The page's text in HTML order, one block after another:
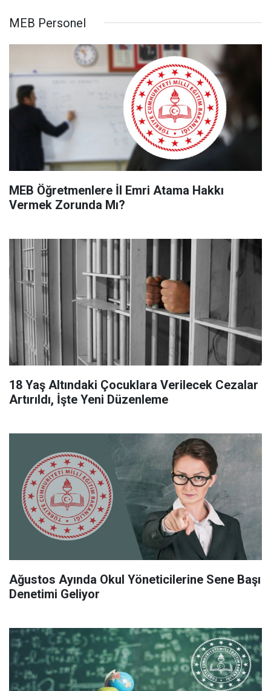
MEB Personel
MEB Öğretmenlere İl Emri Atama Hakkı
Vermek Zorunda Mı?
18 Yaş Altındaki Çocuklara Verilecek Cezalar
Artırıldı, İşte Yeni Düzenleme
Ağustos Ayında Okul Yöneticilerine Sene Başı
Denetimi Geliyor